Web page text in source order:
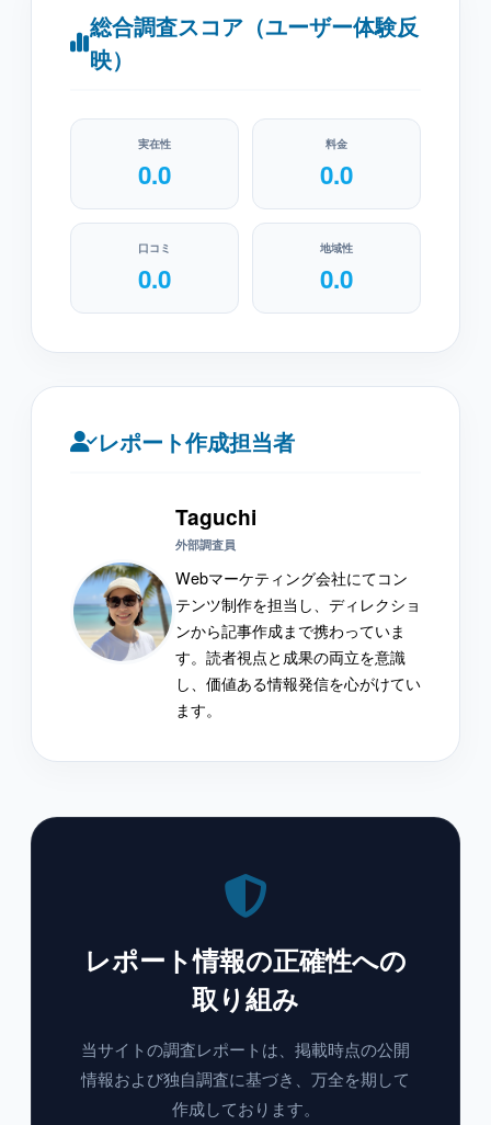
総合調査スコア（ユーザー体験反
映）
実在性
0.0
料金
0.0
口コミ
0.0
地域性
0.0
レポート作成担当者
Taguchi
外部調査員
Webマーケティング会社にてコン
テンツ制作を担当し、ディレクショ
ンから記事作成まで携わっていま
す。読者視点と成果の両立を意識
し、価値ある情報発信を心がけてい
ます。
レポート情報の正確性への
取り組み
当サイトの調査レポートは、掲載時点の公開
情報および独自調査に基づき、万全を期して
作成しております。